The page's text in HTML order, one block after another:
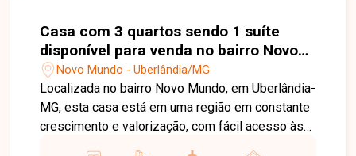
Casa com 3 quartos sendo 1 suíte
disponível para venda no bairro Novo
Mundo em Uberlândia-MG
Novo Mundo - Uberlândia/MG
Localizada no bairro Novo Mundo, em Uberlândia-
MG, esta casa está em uma região em constante
crescimento e valorização, com fácil acesso às